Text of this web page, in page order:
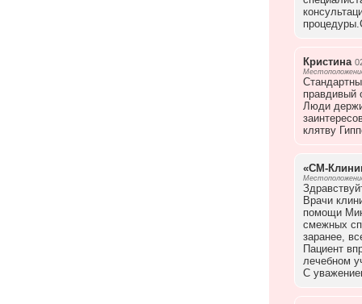
Кристина
правдивый
Люди
клятву
«СМ-
Врачи
помощи
смежных
заранее,
Пациент
лечебном
С